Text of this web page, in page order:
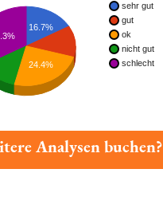
sehr gut
gut
ok
nicht gut
schlecht
16.7%
24.4%
Analysen buchen?